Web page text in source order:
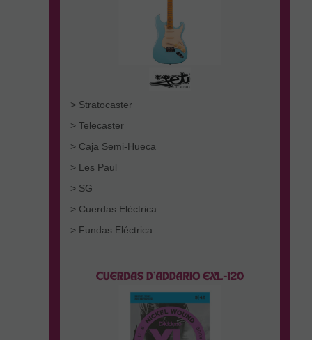
> Stratocaster
> Telecaster
> Caja Semi-Hueca
> Les Paul
> SG
> Cuerdas Eléctrica
> Fundas Eléctrica